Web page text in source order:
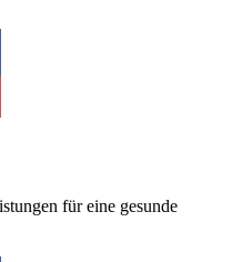
für eine gesunde